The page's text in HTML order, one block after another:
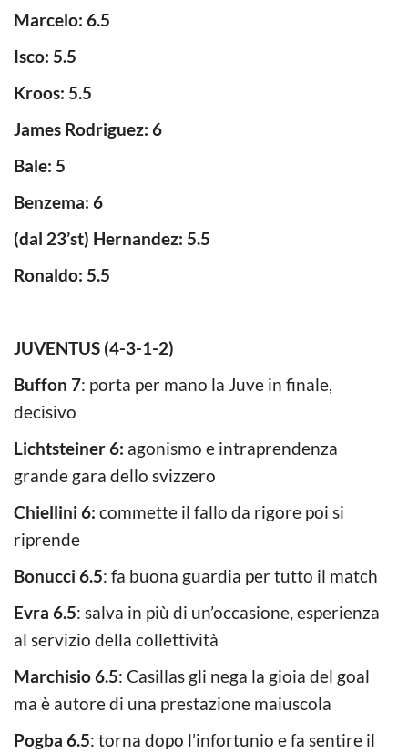
Marcelo: 6.5
Isco: 5.5
Kroos: 5.5
James Rodriguez: 6
Bale: 5
Benzema: 6
(dal 23’st) Hernandez: 5.5
Ronaldo: 5.5
JUVENTUS (4-3-1-2)
Buffon 7: porta per mano la Juve in finale,
decisivo
Lichtsteiner 6: agonismo e intraprendenza
grande gara dello svizzero
Chiellini 6: commette il fallo da rigore poi si
riprende
Bonucci 6.5: fa buona guardia per tutto il match
Evra 6.5: salva in più di un’occasione, esperienza
al servizio della collettività
Marchisio 6.5: Casillas gli nega la gioia del goal
ma è autore di una prestazione maiuscola
Pogba 6.5: torna dopo l’infortunio e fa sentire il